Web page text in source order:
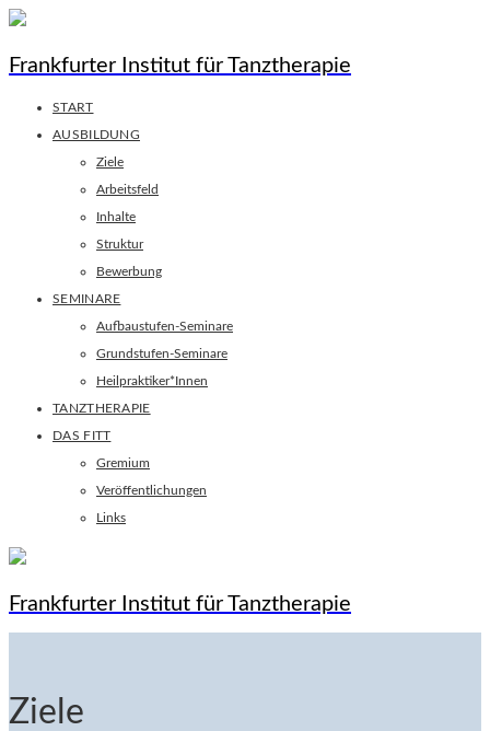
Frankfurter Institut für Tanztherapie
START
AUSBILDUNG
Ziele
Arbeitsfeld
Inhalte
Struktur
Bewerbung
SEMINARE
Aufbaustufen-Seminare
Grundstufen-Seminare
Heilpraktiker*Innen
TANZTHERAPIE
DAS FITT
Gremium
Veröffentlichungen
Links
Frankfurter Institut für Tanztherapie
Ziele